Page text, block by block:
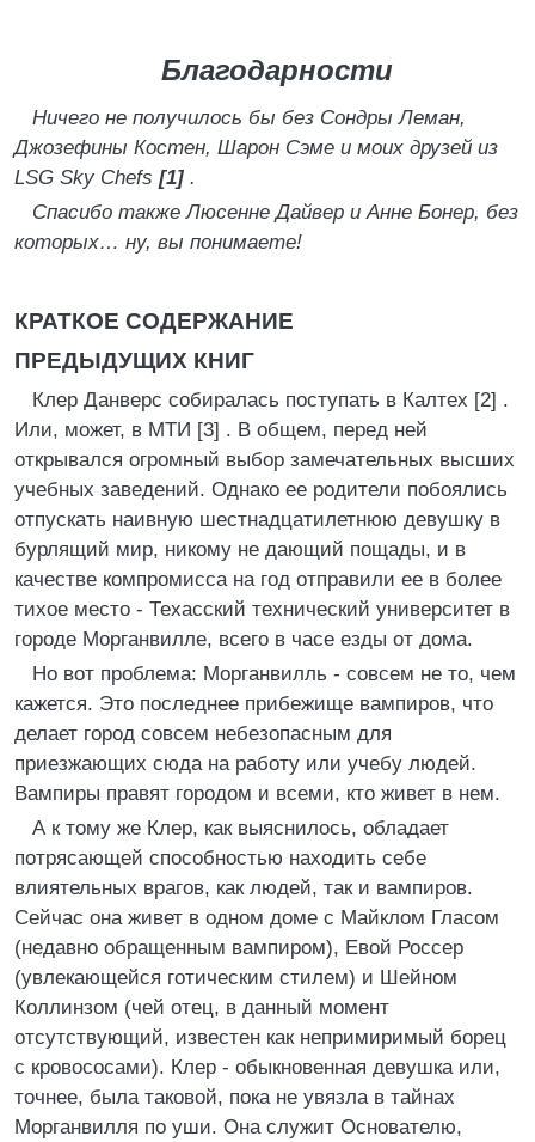
Благодарности
Ничего не получилось бы без Сондры Леман,
Джозефины Костен, Шарон Сэме и моих друзей из
LSG Sky Chefs [1] .
Спасибо также Люсенне Дайвер и Анне Бонер, без
которых… ну, вы понимаете!
КРАТКОЕ СОДЕРЖАНИЕ
ПРЕДЫДУЩИХ КНИГ
Клер Данверс собиралась поступать в Калтех [2] .
Или, может, в МТИ [3] . В общем, перед ней
открывался огромный выбор замечательных высших
учебных заведений. Однако ее родители побоялись
отпускать наивную шестнадцатилетнюю девушку в
бурлящий мир, никому не дающий пощады, и в
качестве компромисса на год отправили ее в более
тихое место - Техасский технический университет в
городе Морганвилле, всего в часе езды от дома.
Но вот проблема: Морганвилль - совсем не то, чем
кажется. Это последнее прибежище вампиров, что
делает город совсем небезопасным для
приезжающих сюда на работу или учебу людей.
Вампиры правят городом и всеми, кто живет в нем.
А к тому же Клер, как выяснилось, обладает
потрясающей способностью находить себе
влиятельных врагов, как людей, так и вампиров.
Сейчас она живет в одном доме с Майклом Гласом
(недавно обращенным вампиром), Евой Россер
(увлекающейся готическим стилем) и Шейном
Коллинзом (чей отец, в данный момент
отсутствующий, известен как непримиримый борец
с кровососами). Клер - обыкновенная девушка или,
точнее, была таковой, пока не увязла в тайнах
Морганвилля по уши. Она служит Основателю,